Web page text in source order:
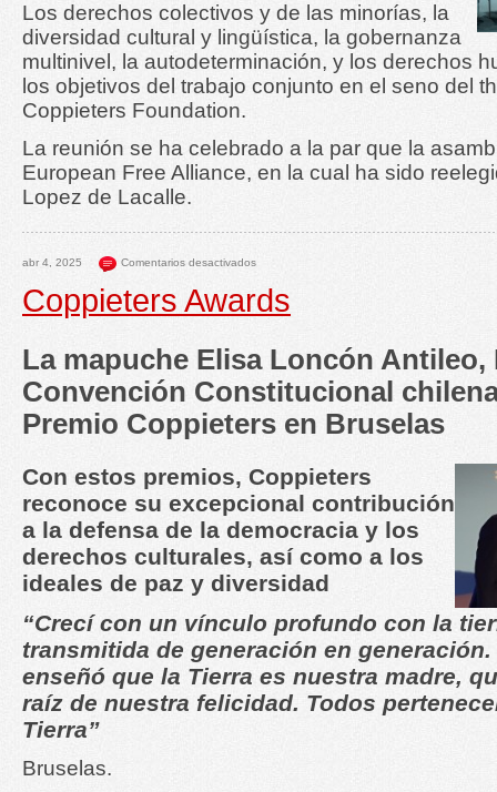
Los derechos colectivos y de las minorías, la
diversidad cultural y lingüística, la gobernanza
multinivel, la autodeterminación, y los derechos
los objetivos del trabajo conjunto en el seno del
Coppieters Foundation.
La reunión se ha celebrado a la par que la
European Free Alliance, en la cual ha sido
Lopez de Lacalle.
abr 4, 2025 Comentarios desactivados
Coppieters Awards
La mapuche Elisa Loncón Antileo,
Convención Constitucional
Premio Coppieters en Bruselas
Con estos premios, Coppieters
reconoce su excepcional contribución
a la defensa de la democracia y los
derechos culturales, así como a los
ideales de paz y diversidad
“Crecí con un vínculo profundo con la
transmitida de generación en
enseñó que la Tierra es nuestra madre,
raíz de nuestra felicidad. Todos
Tierra”
Bruselas.